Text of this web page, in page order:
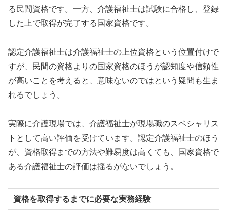
る民間資格です。一方、介護福祉士は試験に合格し、登録
した上で取得が完了する国家資格です。
認定介護福祉士は介護福祉士の上位資格という位置付けで
すが、民間の資格よりの国家資格のほうが認知度や信頼性
が高いことを考えると、意味ないのではという疑問も生ま
れるでしょう。
実際に介護現場では、介護福祉士が現場職のスペシャリス
トとして高い評価を受けています。認定介護福祉士のほう
が、資格取得までの方法や難易度は高くても、国家資格で
ある介護福祉士の評価は揺るがないでしょう。
資格を取得するまでに必要な実務経験